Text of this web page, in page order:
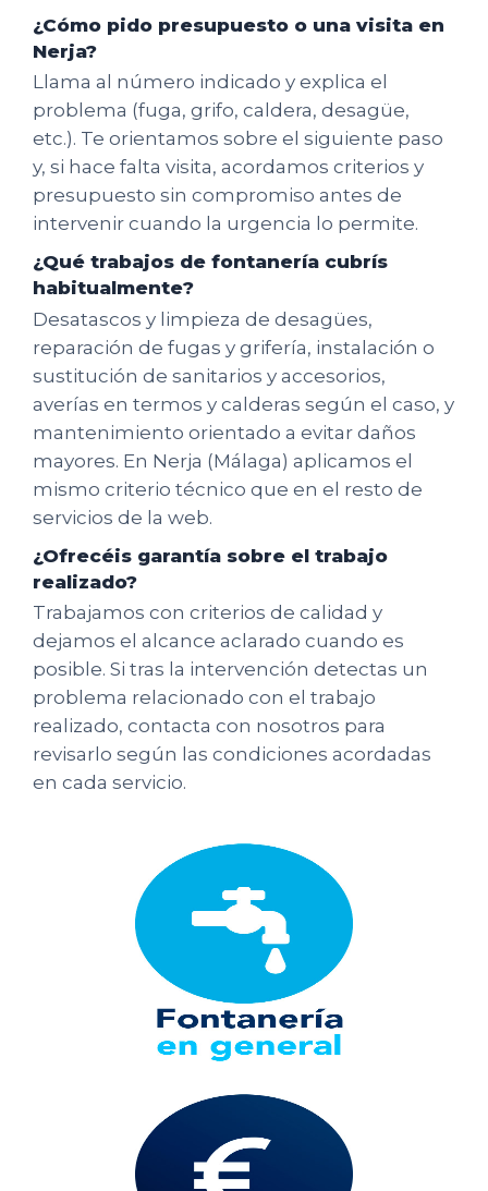
¿Cómo pido presupuesto o una visita en
Nerja?
Llama al número indicado y explica el
problema (fuga, grifo, caldera, desagüe,
etc.). Te orientamos sobre el siguiente paso
y, si hace falta visita, acordamos criterios y
presupuesto sin compromiso antes de
intervenir cuando la urgencia lo permite.
¿Qué trabajos de fontanería cubrís
habitualmente?
Desatascos y limpieza de desagües,
reparación de fugas y grifería, instalación o
sustitución de sanitarios y accesorios,
averías en termos y calderas según el caso, y
mantenimiento orientado a evitar daños
mayores. En Nerja (Málaga) aplicamos el
mismo criterio técnico que en el resto de
servicios de la web.
¿Ofrecéis garantía sobre el trabajo
realizado?
Trabajamos con criterios de calidad y
dejamos el alcance aclarado cuando es
posible. Si tras la intervención detectas un
problema relacionado con el trabajo
realizado, contacta con nosotros para
revisarlo según las condiciones acordadas
en cada servicio.